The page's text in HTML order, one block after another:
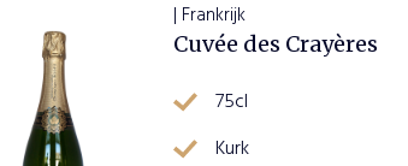
| Frankrijk
Cuvée des Crayères
75cl
Kurk